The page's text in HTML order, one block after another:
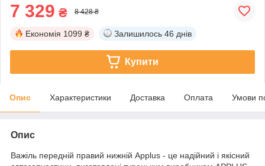
7 329 ₴ 8 428 ₴
Економія 1099 ₴ Залишилось 46 днів
Купити
Опис Характеристики Доставка Оплата Умови
Опис
Важіль передній правий нижній Applus - це надійний і якісний